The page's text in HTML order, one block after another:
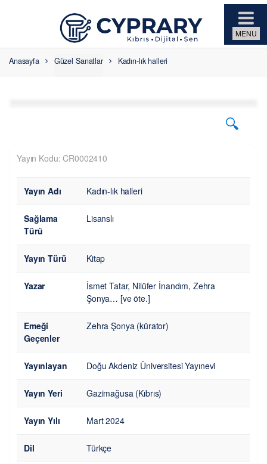
Anasayfa Güzel Sanatlar Kadın-lık halleri
🔍
Yayın Kodu: CR0002410
Yayın Adı Kadın-lık halleri
Sağlama
Türü
Lisanslı
Yayın Türü Kitap
Yazar
İsmet Tatar, Nilüfer İnandım, Zehra
Şonya… [ve öte.]
Emeği
Geçenler
Zehra Şonya (kürator)
Yayınlayan Doğu Akdeniz Üniversitesi Yayınevi
Yayın Yeri Gazimağusa (Kıbrıs)
Yayın Yılı Mart 2024
Dil Türkçe